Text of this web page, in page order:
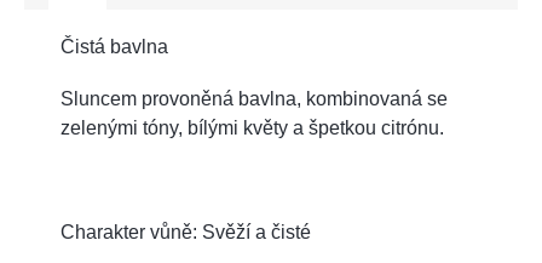
Čistá bavlna
Sluncem provoněná bavlna, kombinovaná se
zelenými tóny, bílými květy a špetkou citrónu.
Charakter vůně: Svěží a čisté